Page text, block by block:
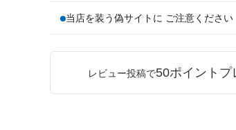
当店を装う偽サイトに ご注意ください
レビュー投稿で50ポイントプ